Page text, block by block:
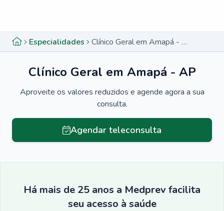
Especialidades Clínico Geral em Amapá - AP
Clínico Geral em Amapá - AP
Aproveite os valores reduzidos e agende agora a sua
consulta.
Agendar teleconsulta
Há mais de 25 anos a Medprev facilita
seu acesso à saúde